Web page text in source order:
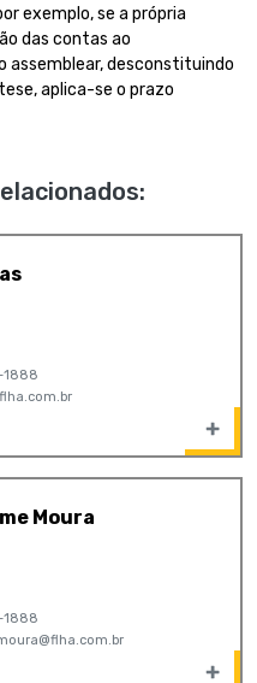
exemplo, se a própria
das contas ao
assemblear, desconstituindo
aplica-se o prazo
1888
Moura
1888